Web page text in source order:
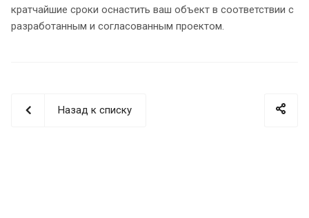
кратчайшие сроки оснастить ваш объект в соответствии с
разработанным и согласованным проектом.
Назад к списку